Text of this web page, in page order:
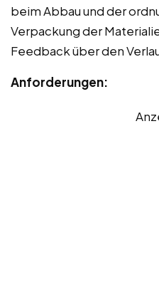
beim Abbau und der
Verpackung der
Feedback über den
Anforderungen: